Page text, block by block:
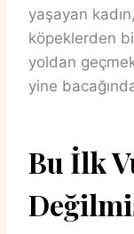
yaşayan kadın,
köpeklerden
yoldan
yine
Bu İlk